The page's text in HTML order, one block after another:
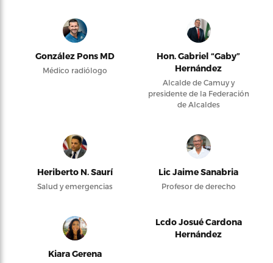
González Pons MD
Médico radiólogo
Hon. Gabriel “Gaby”
Hernández
Alcalde de Camuy y
presidente de la Federación
de Alcaldes
Heriberto N. Saurí
Salud y emergencias
Lic Jaime Sanabria
Profesor de derecho
Kiara Gerena
Lcdo Josué Cardona
Hernández